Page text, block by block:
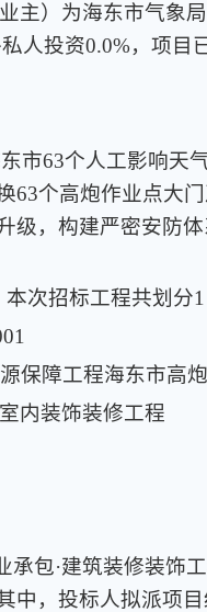
主）为海东市气
人投资0.0%，项目
市63个人工影响天
63个高炮作业点大
级，构建严密安防
次招标工程共划分
保障工程海东市高
内装饰装修工程
包·建筑装修装饰
中，投标人拟派项